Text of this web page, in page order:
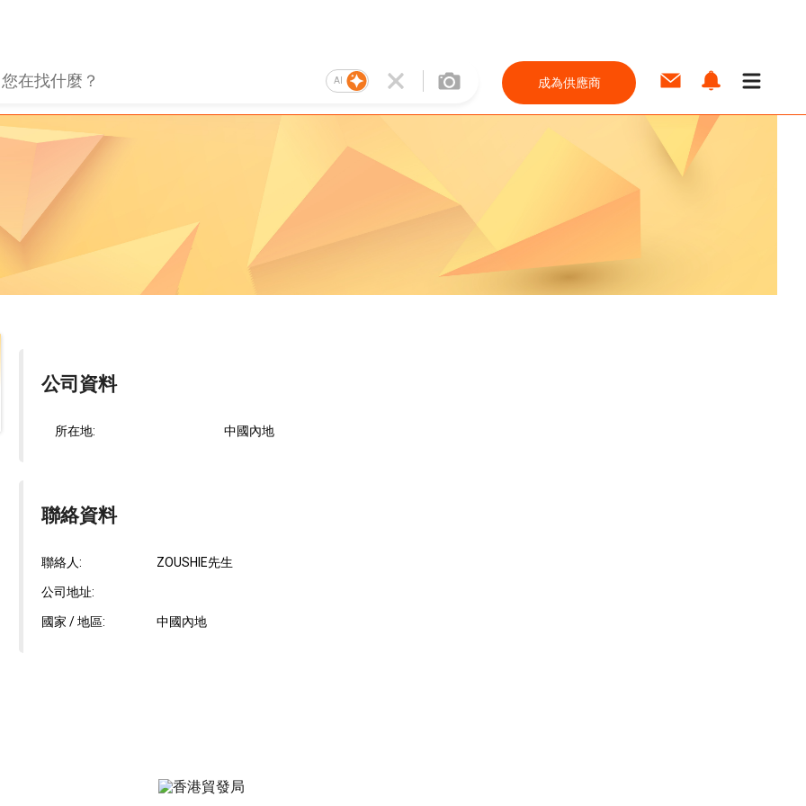
AI 成為供應商
公司資料
所在地: 中國內地
聯絡資料
聯絡人: ZOUSHIE先生
公司地址:
國家 / 地區: 中國內地